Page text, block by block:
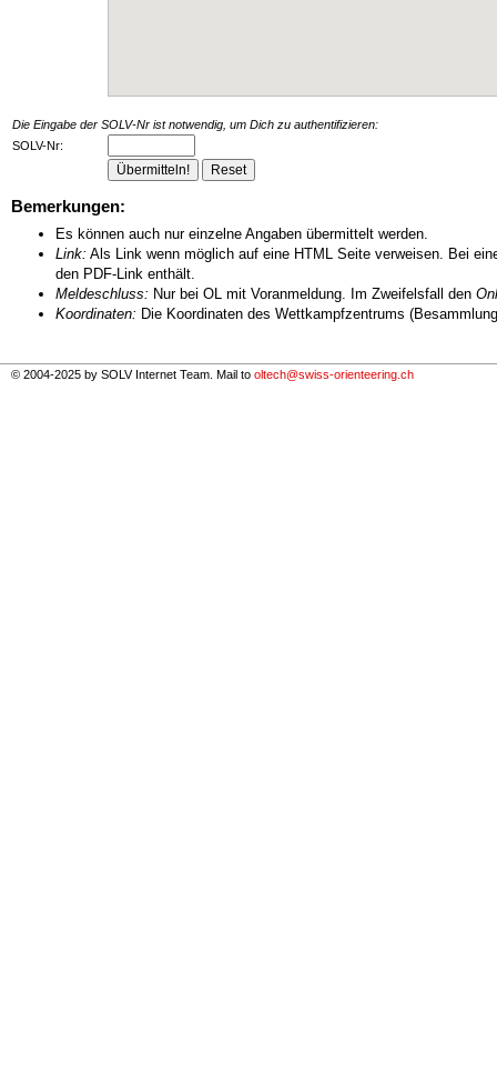
Die Eingabe der SOLV-Nr ist notwendig, um Dich zu authentifizieren:
SOLV-Nr:
Bemerkungen:
Es können auch nur einzelne Angaben übermittelt werden.
Link: Als Link wenn möglich auf eine HTML Seite verweisen. Bei
den PDF-Link enthält.
Meldeschluss: Nur bei OL mit Voranmeldung. Im Zweifelsfall den
Koordinaten: Die Koordinaten des Wettkampfzentrums
© 2004-2025 by SOLV Internet Team. Mail to oltech@swiss-orienteering.ch